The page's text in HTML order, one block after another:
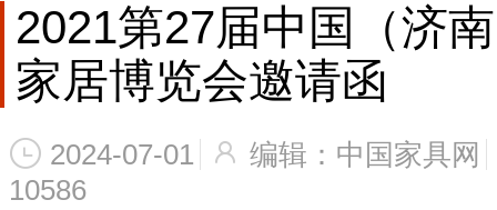
2021第27届中国（济
家居博览会邀请函
2024-07-01
编辑：中国家具网
10586